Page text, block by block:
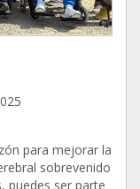
para mejorar la
sobrevenido
puedes ser parte